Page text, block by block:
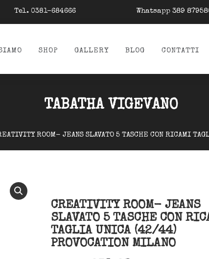
Tel. 0381-684666 Whatsapp 389
SHOP GALLERY BLOG CONTATTI
TABATHA VIGEVANO
ROOM- JEANS SLAVATO 5 TASCHE CON RICAMI
CREATIVITY ROOM- JEANS
SLAVATO 5 TASCHE CON
TAGLIA UNICA (42/44)
PROVOCATION MILANO